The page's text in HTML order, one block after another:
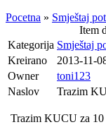
Pocetna » Smještaj
Item
Kategorija Smještaj
Kreirano
2013-11-
Owner
toni123
Naslov
Trazim
Trazim KUCU za 10